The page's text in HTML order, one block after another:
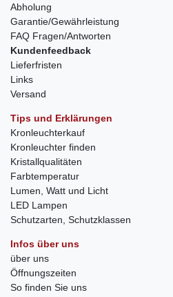
Abholung
Garantie/Gewährleistung
FAQ Fragen/Antworten
Kundenfeedback
Lieferfristen
Links
Versand
Tips und Erklärungen
Kronleuchterkauf
Kronleuchter finden
Kristallqualitäten
Farbtemperatur
Lumen, Watt und Licht
LED Lampen
Schutzarten, Schutzklassen
Infos über uns
über uns
Öffnungszeiten
So finden Sie uns